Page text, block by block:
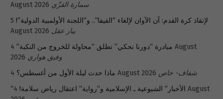
August 2026 سمارة القزّي
لإنقاذ كرة القدم: آن الآوان لإلغاء “الفيفا”.. و”اللجنة الأولمبية الدولية”! 5
August 2026 بيار عقل
مبادرة “دورنا نحكي” تطلق “محاولة للخروج من النكبة” 4 August
2026 وفيق هواري
ماذا حدث ليلة الأول من أغسطس؟ 4 August 2026 شفاف- خاص
“الأخبار” الشيوعية ـ الإسلامية و”رواية” اعتقال رياض سلامة! 4 August